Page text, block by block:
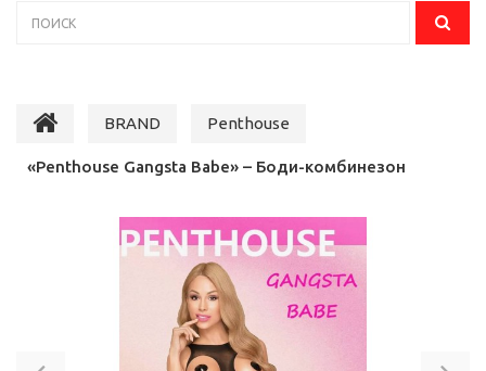
BRAND Penthouse
«Penthouse Gangsta Babe» – Боди-комбинезон